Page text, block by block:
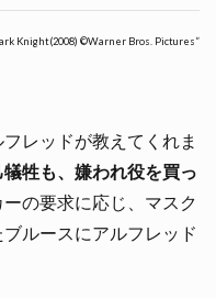
Knight(2008) ©Warner Bros. Pictures”
レッドが教えてくれま
牲も、嫌われ役を買っ
の要求に応じ、マスク
ルースにアルフレッド